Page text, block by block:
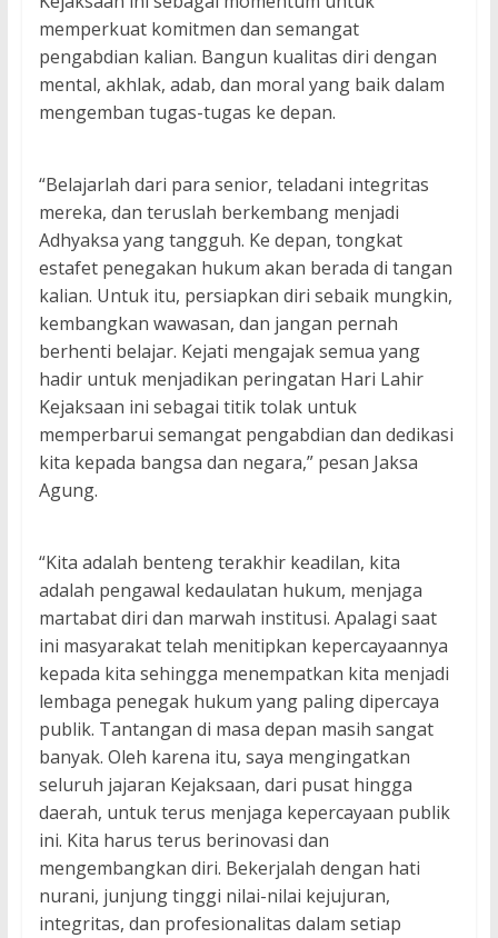
memperkuat komitmen dan semangat
pengabdian kalian. Bangun kualitas diri dengan
mental, akhlak, adab, dan moral yang baik dalam
mengemban tugas-tugas ke depan.
“Belajarlah dari para senior, teladani integritas
mereka, dan teruslah berkembang menjadi
Adhyaksa yang tangguh. Ke depan, tongkat
estafet penegakan hukum akan berada di tangan
kalian. Untuk itu, persiapkan diri sebaik mungkin,
kembangkan wawasan, dan jangan pernah
berhenti belajar. Kejati mengajak semua yang
hadir untuk menjadikan peringatan Hari Lahir
Kejaksaan ini sebagai titik tolak untuk
memperbarui semangat pengabdian dan dedikasi
kita kepada bangsa dan negara,” pesan Jaksa
Agung.
“Kita adalah benteng terakhir keadilan, kita
adalah pengawal kedaulatan hukum, menjaga
martabat diri dan marwah institusi. Apalagi saat
ini masyarakat telah menitipkan kepercayaannya
kepada kita sehingga menempatkan kita menjadi
lembaga penegak hukum yang paling dipercaya
publik. Tantangan di masa depan masih sangat
banyak. Oleh karena itu, saya mengingatkan
seluruh jajaran Kejaksaan, dari pusat hingga
daerah, untuk terus menjaga kepercayaan publik
ini. Kita harus terus berinovasi dan
mengembangkan diri. Bekerjalah dengan hati
nurani, junjung tinggi nilai-nilai kejujuran,
integritas, dan profesionalitas dalam setiap